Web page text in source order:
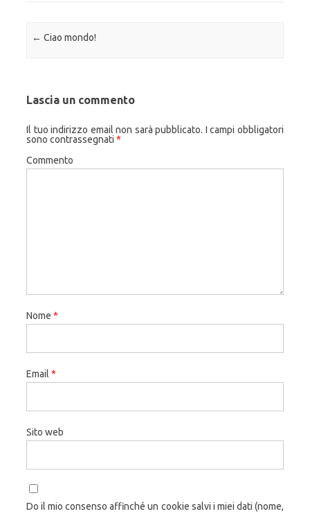
Navigazione articolo
← Ciao mondo!
Lascia un commento
Il tuo indirizzo email non sarà pubblicato. I campi obbligatori
sono contrassegnati *
Commento
Nome *
Email *
Sito web
Do il mio consenso affinché un cookie salvi i miei dati (nome,